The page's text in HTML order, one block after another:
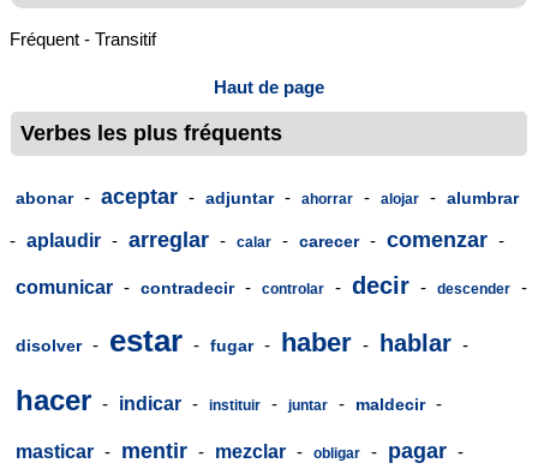
Fréquent - Transitif
Haut de page
Verbes les plus fréquents
abonar - aceptar - adjuntar - ahorrar - alojar - alumbrar
- aplaudir - arreglar - calar - carecer - comenzar -
comunicar - contradecir - controlar - decir - descender -
disolver - estar - fugar - haber - hablar -
hacer - indicar - instituir - juntar - maldecir -
masticar - mentir - mezclar - obligar - pagar -